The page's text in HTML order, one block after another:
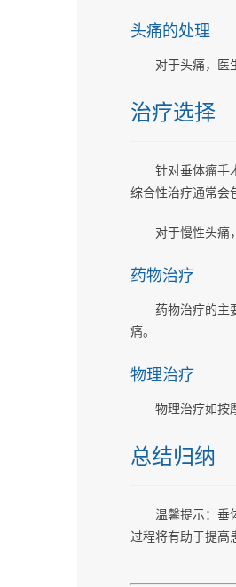
头痛的处理
对于头痛，医
治疗选择
针对垂体瘤手
综合性治疗通常会
对于慢性头痛
药物治疗
药物治疗的主
痛。
物理治疗
物理治疗如按
总结归纳
温馨提示：垂
过程将有助于提高